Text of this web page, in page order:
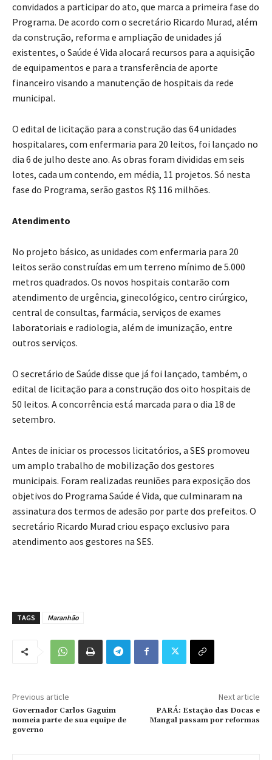
convidados a participar do ato, que marca a primeira fase do
Programa. De acordo com o secretário Ricardo Murad, além
da construção, reforma e ampliação de unidades já
existentes, o Saúde é Vida alocará recursos para a aquisição
de equipamentos e para a transferência de aporte
financeiro visando a manutenção de hospitais da rede
municipal.
O edital de licitação para a construção das 64 unidades
hospitalares, com enfermaria para 20 leitos, foi lançado no
dia 6 de julho deste ano. As obras foram divididas em seis
lotes, cada um contendo, em média, 11 projetos. Só nesta
fase do Programa, serão gastos R$ 116 milhões.
Atendimento
No projeto básico, as unidades com enfermaria para 20
leitos serão construídas em um terreno mínimo de 5.000
metros quadrados. Os novos hospitais contarão com
atendimento de urgência, ginecológico, centro cirúrgico,
central de consultas, farmácia, serviços de exames
laboratoriais e radiologia, além de imunização, entre
outros serviços.
O secretário de Saúde disse que já foi lançado, também, o
edital de licitação para a construção dos oito hospitais de
50 leitos. A concorrência está marcada para o dia 18 de
setembro.
Antes de iniciar os processos licitatórios, a SES promoveu
um amplo trabalho de mobilização dos gestores
municipais. Foram realizadas reuniões para exposição dos
objetivos do Programa Saúde é Vida, que culminaram na
assinatura dos termos de adesão por parte dos prefeitos. O
secretário Ricardo Murad criou espaço exclusivo para
atendimento aos gestores na SES.
TAGS Maranhão
Previous article
Governador Carlos Gaguim
nomeia parte de sua equipe de
governo
Next article
PARÁ: Estação das Docas e
Mangal passam por reformas